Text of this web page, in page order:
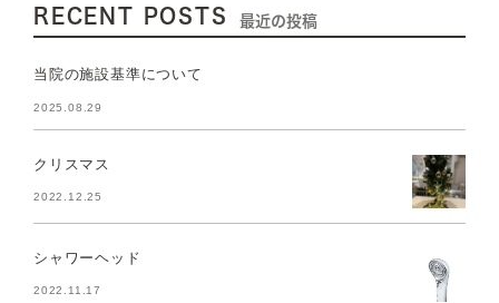
RECENT POSTS 最近の投稿
当院の施設基準について
2025.08.29
クリスマス
2022.12.25
シャワーヘッド
2022.11.17